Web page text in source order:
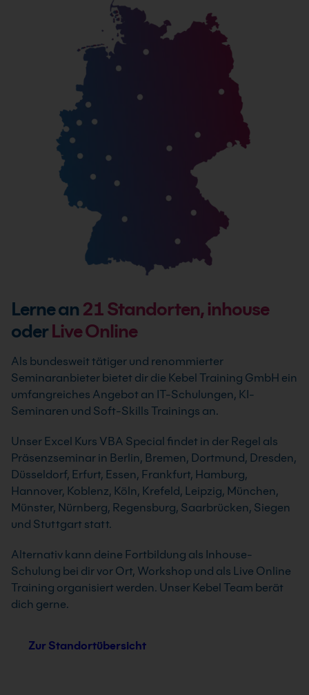
Lerne an 21Standorten, inhouse
oderLive Online
Als bundesweit tätiger und renommierter
Seminaranbieter bietet dir die Kebel Training GmbH ein
umfangreiches Angebot an IT-Schulungen, KI-
Seminaren und Soft-Skills Trainings an.
Unser Excel Kurs VBA Special findet in der Regel als
Präsenzseminar in Berlin, Bremen, Dortmund, Dresden,
Düsseldorf, Erfurt, Essen, Frankfurt, Hamburg,
Hannover, Koblenz, Köln, Krefeld, Leipzig, München,
Münster, Nürnberg, Regensburg, Saarbrücken, Siegen
und Stuttgart statt.
Alternativ kann deine Fortbildung als Inhouse-
Schulung bei dir vor Ort, Workshop und als Live Online
Training organisiert werden. Unser Kebel Team berät
dich gerne.
Zur Standortübersicht